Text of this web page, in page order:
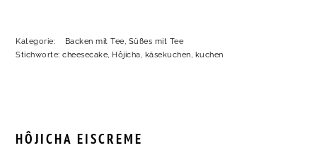
Kategorie: Backen mit Tee, Süßes mit Tee
Stichworte:cheesecake, Hôjicha, käsekuchen, kuchen
HÔJICHA EISCREME